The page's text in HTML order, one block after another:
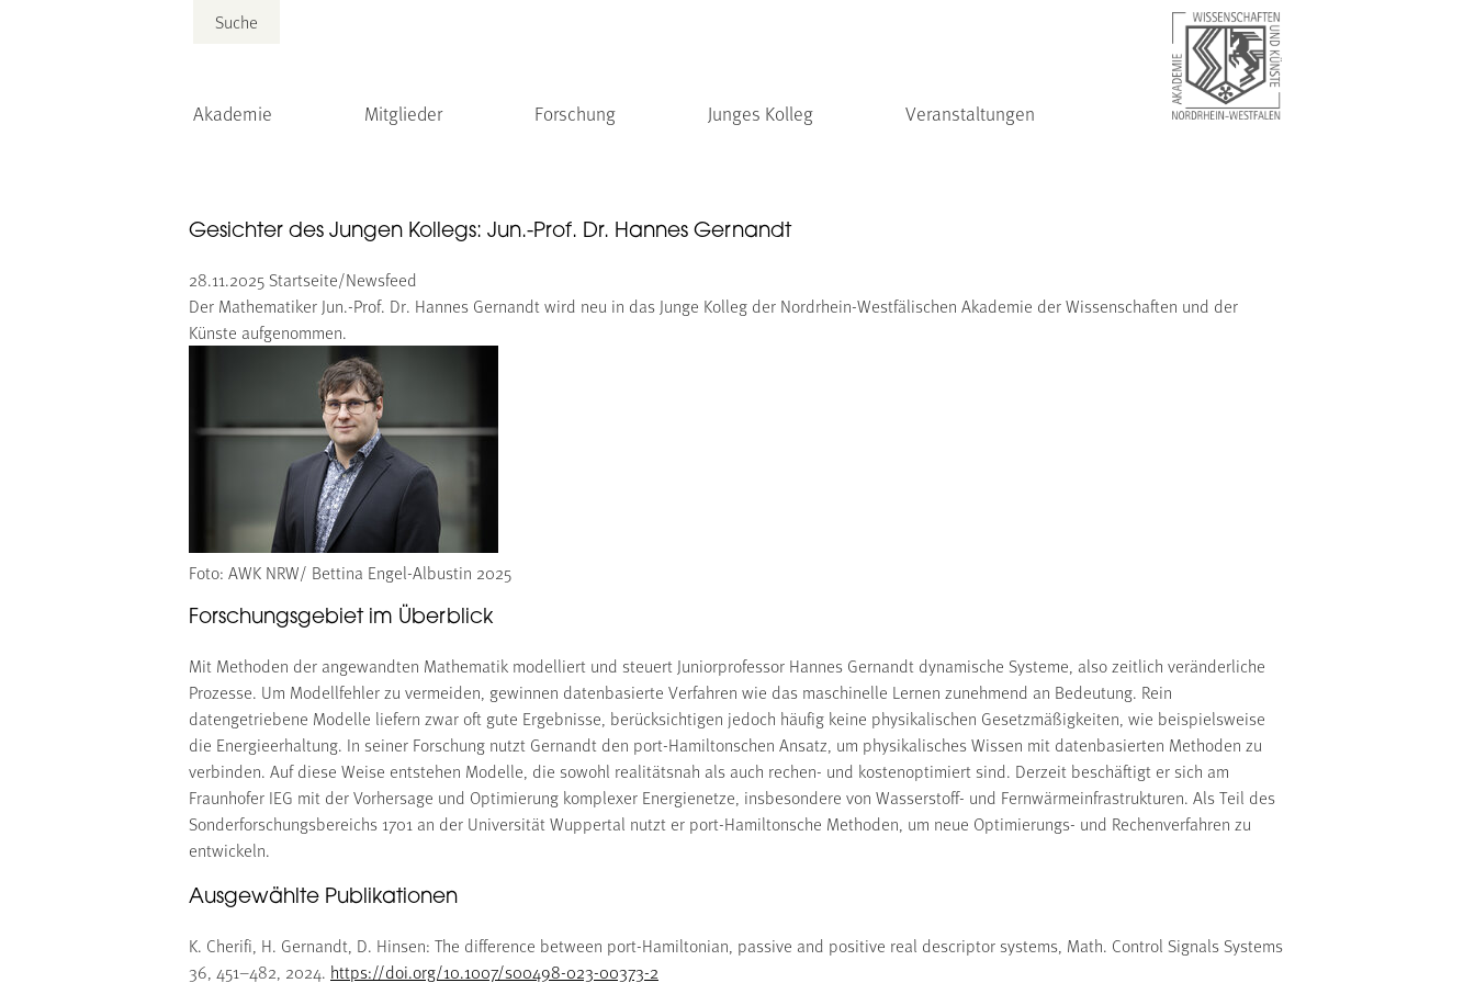
Suche
Akademie Mitglieder Forschung Junges Kolleg Veranstaltungen
Gesichter des Jungen Kollegs: Jun.-Prof. Dr. Hannes Gernandt
28.11.2025Startseite/Newsfeed
Der Mathematiker Jun.-Prof. Dr. Hannes Gernandt wird neu in das Junge Kolleg der Nordrhein-Westfälischen Akademie der Wissenschaften und der
Künste aufgenommen.
Foto: AWK NRW/ Bettina Engel-Albustin 2025
Forschungsgebiet im Überblick
Mit Methoden der angewandten Mathematik modelliert und steuert Juniorprofessor Hannes Gernandt dynamische Systeme, also zeitlich veränderliche
Prozesse. Um Modellfehler zu vermeiden, gewinnen datenbasierte Verfahren wie das maschinelle Lernen zunehmend an Bedeutung. Rein
datengetriebene Modelle liefern zwar oft gute Ergebnisse, berücksichtigen jedoch häufig keine physikalischen Gesetzmäßigkeiten, wie beispielsweise
die Energieerhaltung. In seiner Forschung nutzt Gernandt den port-Hamiltonschen Ansatz, um physikalisches Wissen mit datenbasierten Methoden zu
verbinden. Auf diese Weise entstehen Modelle, die sowohl realitätsnah als auch rechen- und kostenoptimiert sind. Derzeit beschäftigt er sich am
Fraunhofer IEG mit der Vorhersage und Optimierung komplexer Energienetze, insbesondere von Wasserstoff- und Fernwärmeinfrastrukturen. Als Teil des
Sonderforschungsbereichs 1701 an der Universität Wuppertal nutzt er port-Hamiltonsche Methoden, um neue Optimierungs- und Rechenverfahren zu
entwickeln.
Ausgewählte Publikationen
K. Cherifi, H. Gernandt, D. Hinsen: The difference between port-Hamiltonian, passive and positive real descriptor systems, Math. Control Signals Systems
36, 451–482, 2024. https://doi.org/10.1007/s00498-023-00373-2